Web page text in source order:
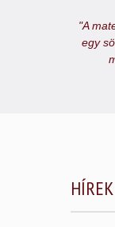
"A
egy
HÍREK